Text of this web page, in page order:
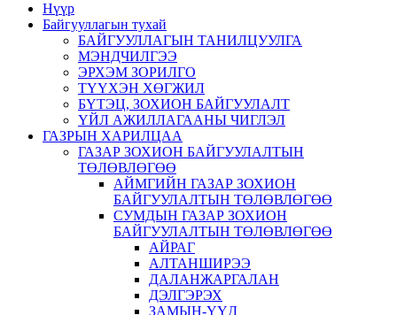
Нүүр
Байгууллагын тухай
БАЙГУУЛЛАГЫН ТАНИЛЦУУЛГА
МЭНДЧИЛГЭЭ
ЭРХЭМ ЗОРИЛГО
ТҮҮХЭН ХӨГЖИЛ
БҮТЭЦ, ЗОХИОН БАЙГУУЛАЛТ
ҮЙЛ АЖИЛЛАГААНЫ ЧИГЛЭЛ
ГАЗРЫН ХАРИЛЦАА
ГАЗАР ЗОХИОН БАЙГУУЛАЛТЫН
ТӨЛӨВЛӨГӨӨ
АЙМГИЙН ГАЗАР ЗОХИОН
БАЙГУУЛАЛТЫН ТӨЛӨВЛӨГӨӨ
СУМДЫН ГАЗАР ЗОХИОН
БАЙГУУЛАЛТЫН ТӨЛӨВЛӨГӨӨ
АЙРАГ
АЛТАНШИРЭЭ
ДАЛАНЖАРГАЛАН
ДЭЛГЭРЭХ
ЗАМЫН-ҮҮД